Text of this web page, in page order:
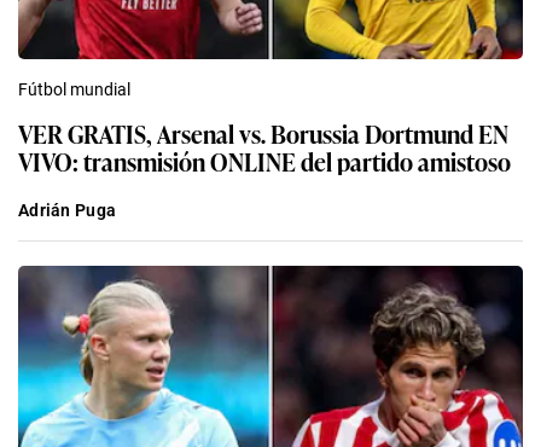
Fútbol mundial
VER GRATIS, Arsenal vs. Borussia Dortmund EN
VIVO: transmisión ONLINE del partido amistoso
Adrián Puga